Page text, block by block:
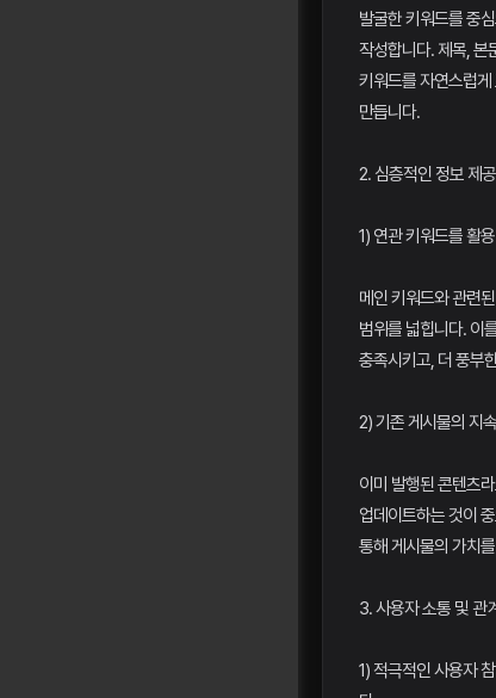
발굴한 키워드를 중
작성합니다. 제목, 본
키워드를 자연스럽
만듭니다.
2. 심층적인 정보 제
1) 연관 키워드를 활
메인 키워드와 관련
범위를 넓힙니다. 이
충족시키고, 더 풍부
2) 기존 게시물의 지
이미 발행된 콘텐츠
업데이트하는 것이
통해 게시물의 가치
3. 사용자 소통 및 관
1) 적극적인 사용자